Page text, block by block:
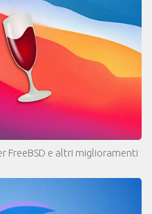
FreeBSD e altri miglioramenti